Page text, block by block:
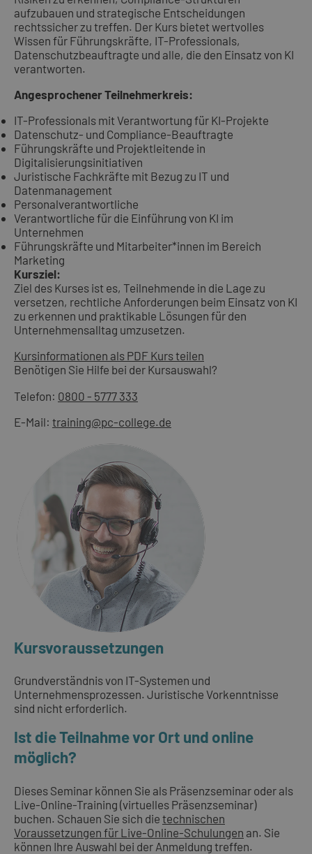
aufzubauen und strategische Entscheidungen
rechtssicher zu treffen. Der Kurs bietet wertvolles
Wissen für Führungskräfte, IT-Professionals,
Datenschutzbeauftragte und alle, die den Einsatz von KI
verantworten.
Angesprochener Teilnehmerkreis:
IT-Professionals mit Verantwortung für KI-Projekte
Datenschutz- und Compliance-Beauftragte
Führungskräfte und Projektleitende in
Digitalisierungsinitiativen
Juristische Fachkräfte mit Bezug zu IT und
Datenmanagement
Personalverantwortliche
Verantwortliche für die Einführung von KI im
Unternehmen
Führungskräfte und Mitarbeiter*innen im Bereich
Marketing
Kursziel:
Ziel des Kurses ist es, Teilnehmende in die Lage zu
versetzen, rechtliche Anforderungen beim Einsatz von KI
zu erkennen und praktikable Lösungen für den
Unternehmensalltag umzusetzen.
Kursinformationen als PDF Kurs teilen
Benötigen Sie Hilfe bei der Kursauswahl?
Telefon: 0800 - 5777 333
E-Mail: training@pc-college.de
Kursvoraussetzungen
Grundverständnis von IT-Systemen und
Unternehmensprozessen. Juristische Vorkenntnisse
sind nicht erforderlich.
Ist die Teilnahme vor Ort und online
möglich?
Dieses Seminar können Sie als Präsenzseminar oder als
Live-Online-Training (virtuelles Präsenzseminar)
buchen. Schauen Sie sich die technischen
Voraussetzungen für Live-Online-Schulungen an. Sie
können Ihre Auswahl bei der Anmeldung treffen.